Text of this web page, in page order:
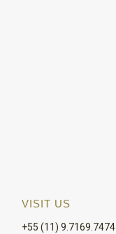
VISIT US
+55 (11) 9.7169.7474